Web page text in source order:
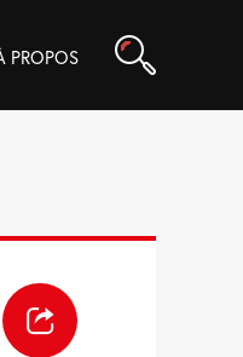
PROPOS Rechercher